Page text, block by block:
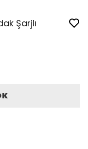
Şarjlı